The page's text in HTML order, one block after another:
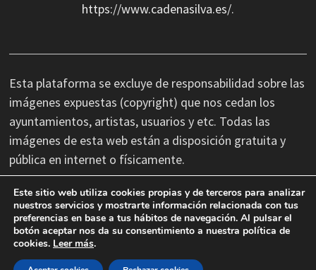
https://www.cadenasilva.es/.
Esta plataforma se excluye de responsabilidad sobre las
imágenes expuestas (copyright) que nos cedan los
ayuntamientos, artistas, usuarios y etc. Todas las
imágenes de esta web están a disposición gratuita y
pública en internet o físicamente.
No nos hacemos responsables de las erratas
tipográficas, así como cambios de última hora que se
produzcan en la información facilitada por terceros.
Este sitio web utiliza cookies propias y de terceros para analizar
nuestros servicios y mostrarte información relacionada con tus
preferencias en base a tus hábitos de navegación. Al pulsar el
botón aceptar nos da su consentimiento a nuestra política de
cookies. Leer más.